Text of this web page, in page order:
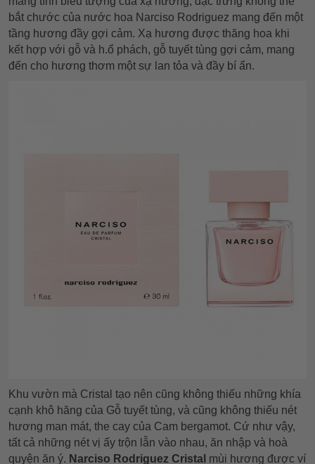
bắt chước của nước hoa Narciso Rodriguez mang đến một
tầng hương đầy gợi cảm. Xạ hương được thăng hoa khi
kết hợp với gỗ và h.ổ phách, gỗ tuyết tùng gợi cảm, mang
đến cho hương thơm một sự lan tỏa và đầy bí ẩn.
Khu vườn mà Cristal tạo nên cũng không thiếu những khía
cạnh khô hăng của Gỗ tuyết tùng, và cũng không thiếu nét
hương man mát, the cay của Cam bergamot. Cứ như vậy,
tất cả những nét vị ấy trộn lẫn vào nhau, ăn nhập và hoà
quyện ăn ý. Narciso Rodriguez Cristal mùi hương được ví